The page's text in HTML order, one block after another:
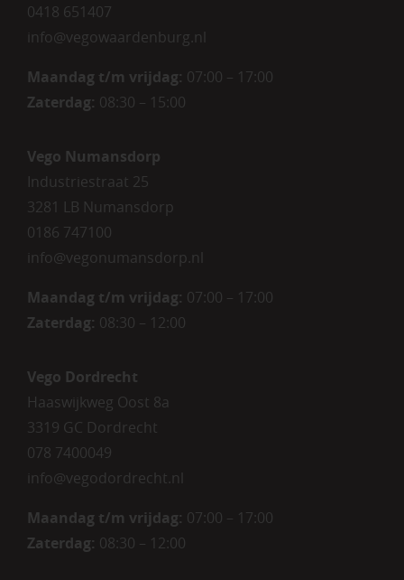
0418 651407
info@vegowaardenburg.nl
Maandag t/m vrijdag: 07:00 – 17:00
Zaterdag: 08:30 – 15:00
Vego Numansdorp
Industriestraat 25
3281 LB Numansdorp
0186 747100
info@vegonumansdorp.nl
Maandag t/m vrijdag: 07:00 – 17:00
Zaterdag: 08:30 – 12:00
Vego Dordrecht
Haaswijkweg Oost 8a
3319 GC Dordrecht
078 7400049
info@vegodordrecht.nl
Maandag t/m vrijdag: 07:00 – 17:00
Zaterdag: 08:30 – 12:00